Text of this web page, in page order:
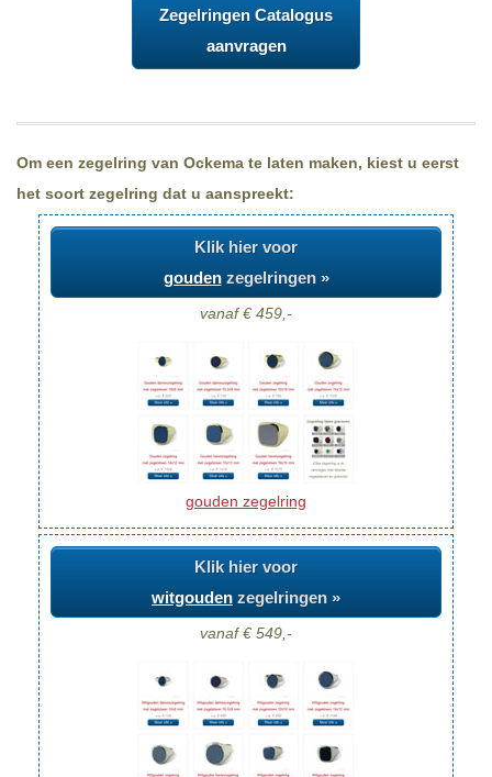
Zegelringen Catalogus
aanvragen
Om een zegelring van Ockema te laten maken, kiest u eerst
het soort zegelring dat u aanspreekt:
Klik hier voor
goudenzegelringen »
vanaf € 459,-
gouden zegelring
Klik hier voor
witgouden zegelringen »
vanaf € 549,-